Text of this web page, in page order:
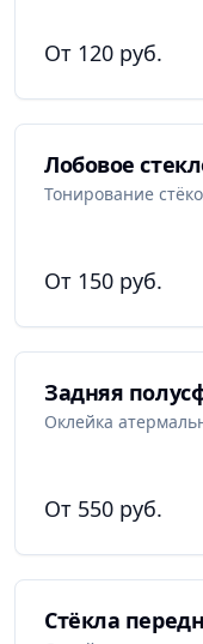
От 120 руб.
Лобовое
Тонирование
От 150 руб.
Задняя
Оклейка
От 550 руб.
Стёкла